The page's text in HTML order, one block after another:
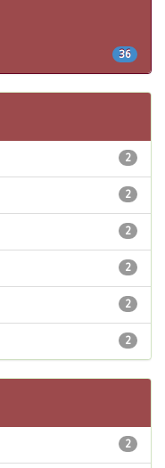
36
2
2
2
2
2
2
2